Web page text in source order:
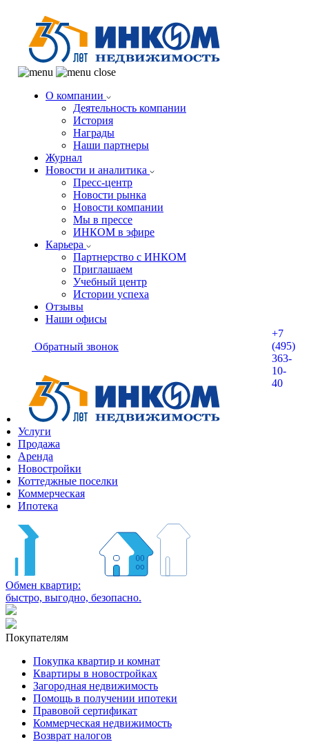
О компании
Деятельность компании
История
Награды
Наши партнеры
Журнал
Новости и аналитика
Пресс-центр
Новости рынка
Новости компании
Мы в прессе
ИНКОМ в эфире
Карьера
Партнерство с ИНКОМ
Приглашаем
Учебный центр
Истории успеха
Отзывы
Наши офисы
+7
(495)
363-
10-
40
Обратный звонок
Услуги
Продажа
Аренда
Новостройки
Коттеджные поселки
Коммерческая
Ипотека
Обмен квартир:
быстро, выгодно, безопасно.
Покупателям
Покупка квартир и комнат
Квартиры в новостройках
Загородная недвижимость
Помощь в получении ипотеки
Правовой сертификат
Коммерческая недвижимость
Возврат налогов